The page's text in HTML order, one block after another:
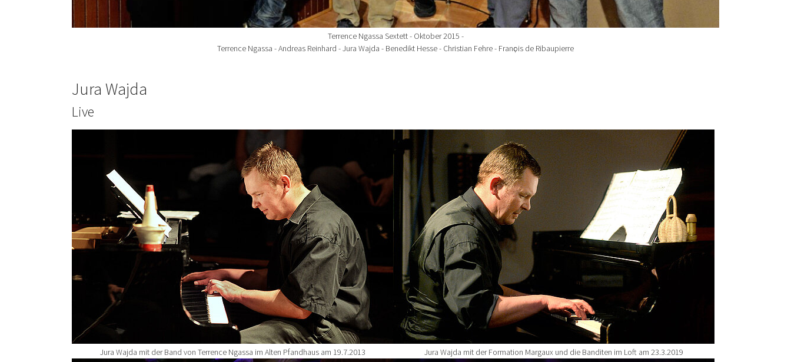
Terrence Ngassa Sextett - Oktober 2015 -
Terrence Ngassa - Andreas Reinhard - Jura Wajda - Benedikt Hesse - Christian Fehre - Franҫois de Ribaupierre
Jura Wajda
Live
Jura Wajda mit der Band von Terrence Ngassa im Alten Pfandhaus am 19.7.2013 Jura Wajda mit der Formation Margaux und die Banditen im Loft am 23.3.2019